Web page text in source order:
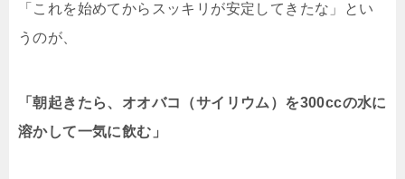
「これを始めてからスッキリが安定してきたな」とい
うのが、
「朝起きたら、オオバコ（サイリウム）を300ccの水に
溶かして一気に飲む」